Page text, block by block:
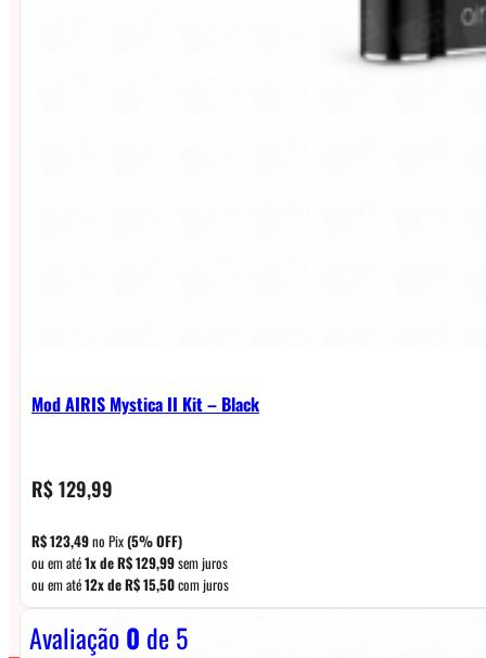
Mod AIRIS Mystica II Kit – Black
R$129,99
R$123,49no Pix(5% OFF)
ou em até1x deR$129,99sem juros
ou em até12x deR$15,50com juros
Avaliação0 de 5